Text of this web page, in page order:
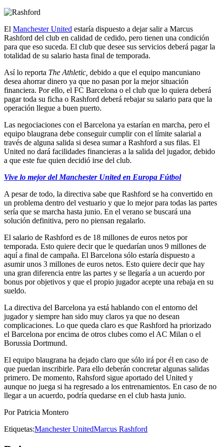
El Manchester United estaría dispuesto a dejar salir a Marcus
Rashford del club en calidad de cedido, pero tienen una condición
para que eso suceda. El club que desee sus servicios deberá pagar la
totalidad de su salario hasta final de temporada.
Así lo reporta The Athletic, debido a que el equipo mancuniano
desea ahorrar dinero ya que no pasan por la mejor situación
financiera. Por ello, el FC Barcelona o el club que lo quiera deberá
pagar toda su ficha o Rashford deberá rebajar su salario para que la
operación llegue a buen puerto.
Las negociaciones con el Barcelona ya estarían en marcha, pero el
equipo blaugrana debe conseguir cumplir con el límite salarial a
través de alguna salida si desea sumar a Rashford a sus filas. El
United no dará facilidades financieras a la salida del jugador, debido
a que este fue quien decidió irse del club.
Vive lo mejor del Manchester United en Europa Fútbol
A pesar de todo, la directiva sabe que Rashford se ha convertido en
un problema dentro del vestuario y que lo mejor para todas las partes
sería que se marcha hasta junio. En el verano se buscará una
solución definitiva, pero no piensan regalarlo.
El salario de Rashford es de 18 millones de euros netos por
temporada. Esto quiere decir que le quedarían unos 9 millones de
aquí a final de campaña. El Barcelona sólo estaría dispuesto a
asumir unos 3 millones de euros netos. Esto quiere decir que hay
una gran diferencia entre las partes y se llegaría a un acuerdo por
bonus por objetivos y que el propio jugador acepte una rebaja en su
sueldo.
La directiva del Barcelona ya está hablando con el entorno del
jugador y siempre han sido muy claros ya que no desean
complicaciones. Lo que queda claro es que Rashford ha priorizado
el Barcelona por encima de otros clubes como el AC Milan o el
Borussia Dortmund.
El equipo blaugrana ha dejado claro que sólo irá por él en caso de
que puedan inscribirle. Para ello deberán concretar algunas salidas
primero. De momento, Rahsford sigue aportado del United y
aunque no juega si ha regresado a los entrenamientos. En caso de no
llegar a un acuerdo, podría quedarse en el club hasta junio.
Por Patricia Montero
Etiquetas:Manchester UnitedMarcus Rashford